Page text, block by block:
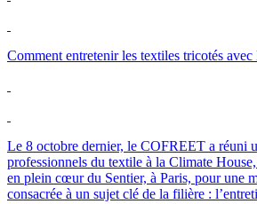
Comment entretenir les textiles tricotés avec
Le 8 octobre dernier, le COFREET a réuni
professionnels du textile à la Climate
en plein cœur du Sentier, à Paris, pour une
consacrée à un sujet clé de la filière :